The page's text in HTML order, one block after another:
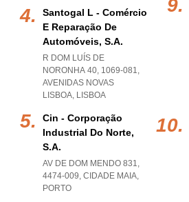
Santogal L - Comércio
E Reparação De
Automóveis, S.a.
R DOM LUÍS DE
NORONHA 40, 1069-081,
AVENIDAS NOVAS
LISBOA, LISBOA
Cin - Corporação
Industrial Do Norte,
S.a.
AV DE DOM MENDO 831,
4474-009, CIDADE MAIA,
PORTO